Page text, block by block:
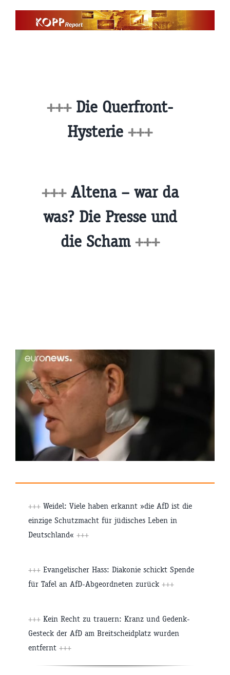
+++ Die Querfront-
Hysterie +++
+++ Altena – war da
was? Die Presse und
die Scham +++
+++ Weidel: Viele haben erkannt »die AfD ist die
einzige Schutzmacht für jüdisches Leben in
Deutschland« +++
+++ Evangelischer Hass: Diakonie schickt Spende
für Tafel an AfD-Abgeordneten zurück +++
+++ Kein Recht zu trauern: Kranz und Gedenk-
Gesteck der AfD am Breitscheidplatz wurden
entfernt +++